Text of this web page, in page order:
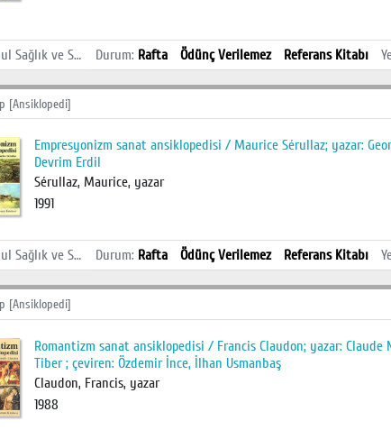
İstanbul Sağlık ve Sosyal Bilimler MYO Kütüphanesi Durum: Rafta Ödünç Verilemez Referans Kitabı
[Ansiklopedi]
Empresyonizm sanat ansiklopedisi / Maurice Sérullaz; yazar:
Devrim Erdil
Sérullaz, Maurice, yazar
1991
İstanbul Sağlık ve Sosyal Bilimler MYO Kütüphanesi Durum: Rafta Ödünç Verilemez Referans Kitabı
[Ansiklopedi]
Romantizm sanat ansiklopedisi / Francis Claudon; yazar:
Tiber ; çeviren: Özdemir İnce, İlhan Usmanbaş
Claudon, Francis, yazar
1988